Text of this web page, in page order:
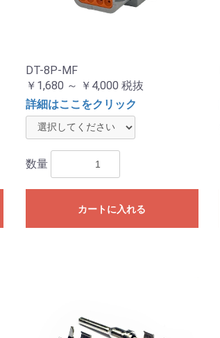
DT-8P-MF
￥1,680 ～ ￥4,000 税抜
詳細はここをクリック
数量
カートに入れる